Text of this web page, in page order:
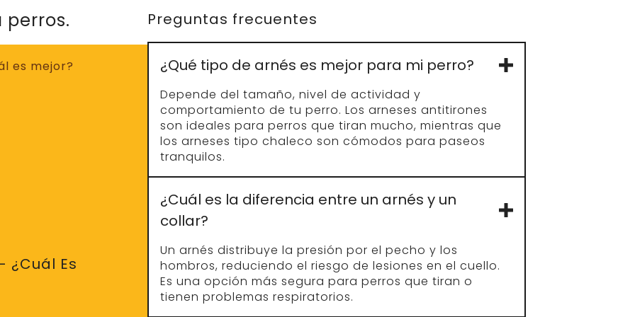
justo
Contorno del pecho Peso
25–35 cm 20–30 cm
35–50 cm 30–40 cm